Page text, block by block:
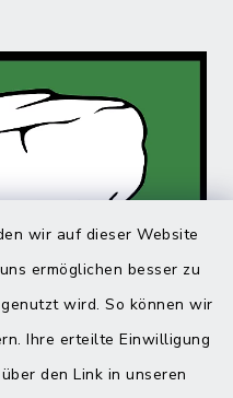
wir auf dieser Website
ermöglichen besser zu
wird. So können wir
Ihre erteilte Einwilligung
den Link in unseren